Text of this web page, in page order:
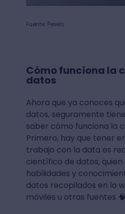
Fuente: Pexels
Cómo funciona la
datos
Ahora que ya conoces
datos, seguramente
saber cómo funciona la
Primero, hay que tener
trabajo con la data es
científico de datos, quien
habilidades y
datos recopilados en la
móviles u otras fuentes